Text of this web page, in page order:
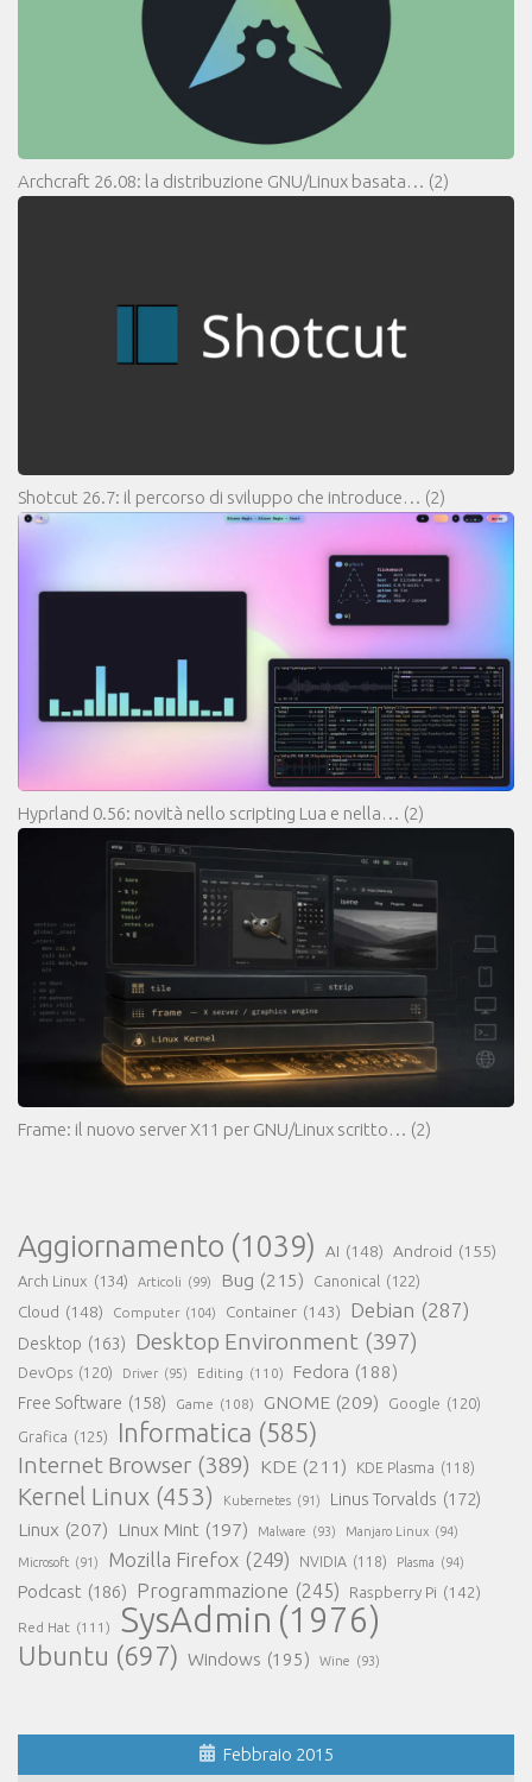
Archcraft 26.08: la distribuzione GNU/Linux basata… (2)
Shotcut 26.7: il percorso di sviluppo che introduce… (2)
Hyprland 0.56: novità nello scripting Lua e nella… (2)
Frame: il nuovo server X11 per GNU/Linux scritto… (2)
Aggiornamento (1039) AI (148) Android (155)
Arch Linux (134) Articoli (99) Bug (215) Canonical (122)
Cloud (148) Computer (104) Container (143) Debian (287)
Desktop (163) Desktop Environment (397)
DevOps (120) Driver (95) Editing (110) Fedora (188)
Free Software (158) Game (108) GNOME (209) Google (120)
Grafica (125) Informatica (585)
Internet Browser (389) KDE (211) KDE Plasma (118)
Kernel Linux (453) Kubernetes (91) Linus Torvalds (172)
Linux (207) Linux Mint (197) Malware (93) Manjaro Linux (94)
Microsoft (91) Mozilla Firefox (249) NVIDIA (118) Plasma (94)
Podcast (186) Programmazione (245) Raspberry Pi (142)
Red Hat (111) SysAdmin (1976)
Ubuntu (697) Windows (195) Wine (93)
Febbraio 2015